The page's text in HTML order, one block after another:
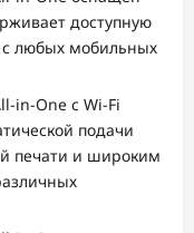
доступную
с любых мобильных
in-One с Wi-Fi
подачи
печати и широким